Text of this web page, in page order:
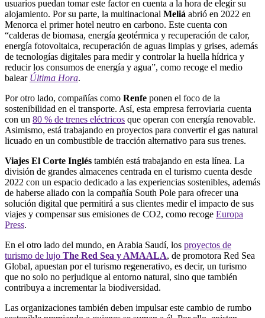
usuarios puedan tomar este factor en cuenta a la hora de elegir su
alojamiento. Por su parte, la multinacional Meliá abrió en 2022 en
Menorca el primer hotel neutro en carbono. Este cuenta con
“calderas de biomasa, energía geotérmica y recuperación de calor,
energía fotovoltaica, recuperación de aguas limpias y grises, además
de tecnologías digitales para medir y controlar la huella hídrica y
reducir los consumos de energía y agua”, como recoge el medio
balear Última Hora.
Por otro lado, compañías como Renfe ponen el foco de la
sostenibilidad en el transporte. Así, esta empresa ferroviaria cuenta
con un 80 % de trenes eléctricos que operan con energía renovable.
Asimismo, está trabajando en proyectos para convertir el gas natural
licuado en un combustible de tracción alternativo para sus trenes.
Viajes El Corte Inglés también está trabajando en esta línea. La
división de grandes almacenes centrada en el turismo cuenta desde
2022 con un espacio dedicado a las experiencias sostenibles, además
de haberse aliado con la compañía South Pole para ofrecer una
solución digital que permitirá a sus clientes medir el impacto de sus
viajes y compensar sus emisiones de CO2, como recoge Europa
Press.
En el otro lado del mundo, en Arabia Saudí, los proyectos de
turismo de lujo The Red Sea y AMAALA, de promotora Red Sea
Global, apuestan por el turismo regenerativo, es decir, un turismo
que no solo no perjudique al entorno natural, sino que también
contribuya a incrementar la biodiversidad.
Las organizaciones también deben impulsar este cambio de rumbo